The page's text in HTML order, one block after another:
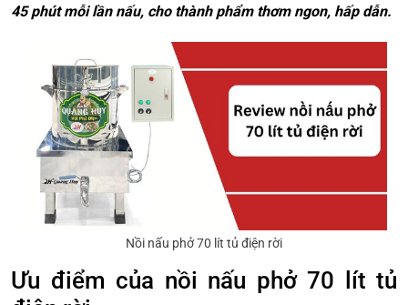
45 phút mỗi lần nấu, cho thành phẩm thơm ngon, hấp dẫn.
Nồi nấu phở 70 lít tủ điện rời
Ưu điểm của nồi nấu phở 70 lít tủ